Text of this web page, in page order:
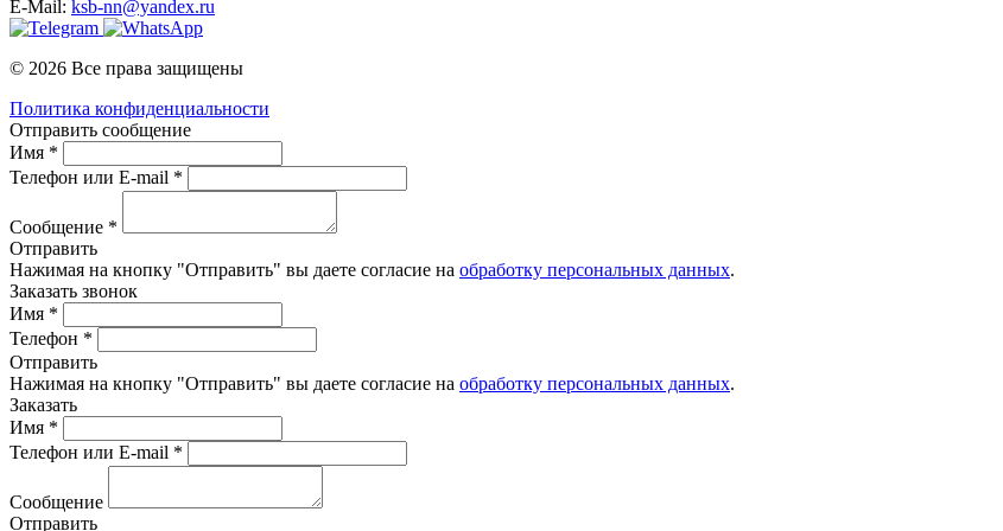
E-Mail: ksb-nn@yandex.ru
© 2026 Все права защищены
Политика конфиденциальности
Отправить сообщение
Имя *
Телефон или E-mail *
Сообщение *
Отправить
Нажимая на кнопку "Отправить" вы даете согласие на обработку персональных данных.
Заказать звонок
Имя *
Телефон *
Отправить
Нажимая на кнопку "Отправить" вы даете согласие на обработку персональных данных.
Заказать
Имя *
Телефон или E-mail *
Сообщение
Отправить